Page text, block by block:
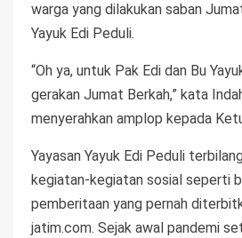
warga yang dilakukan saban
Yayuk Edi Peduli.
“Oh ya, untuk Pak Edi dan Bu
gerakan Jumat Berkah,” kata
menyerahkan amplop kepada
Yayasan Yayuk Edi Peduli
kegiatan-kegiatan sosial seperti
pemberitaan yang pernah
jatim.com. Sejak awal pandemi